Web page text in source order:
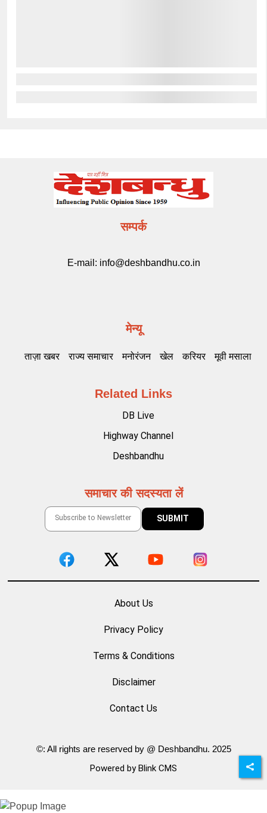
सम्पर्क
E-mail: info@deshbandhu.co.in
मेन्यू
ताज़ा खबर राज्य समाचार मनोरंजन खेल करियर मूवी मसाला
Related Links
DB Live
Highway Channel
Deshbandhu
समाचार की सदस्यता लें
About Us
Privacy Policy
Terms & Conditions
Disclaimer
Contact Us
©: All rights are reserved by @ Deshbandhu. 2025
Powered by Blink CMS